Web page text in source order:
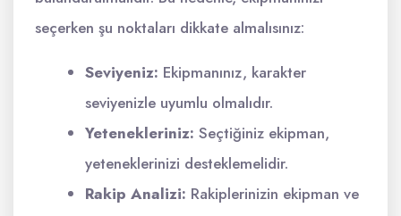
seçerken şu noktaları dikkate almalısınız:
Seviyeniz: Ekipmanınız, karakter
seviyenizle uyumlu olmalıdır.
Yetenekleriniz: Seçtiğiniz ekipman,
yeteneklerinizi desteklemelidir.
Rakip Analizi: Rakiplerinizin ekipman ve